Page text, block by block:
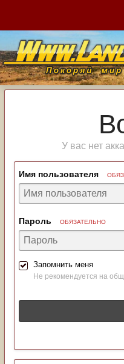
У вас нет
Имя пользователя
Пароль ОБЯЗАТЕЛЬНО
Запомнить меня
Не рекомендуется на